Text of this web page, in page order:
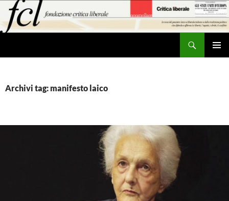
contenuto
Archivi tag: manifesto laico